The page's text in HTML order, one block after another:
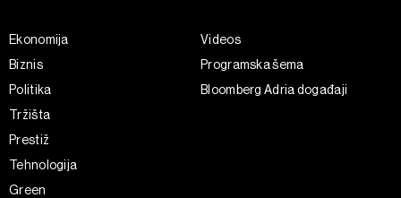
Ekonomija
Biznis
Politika
Tržišta
Prestiž
Tehnologija
Green
Videos
Programska šema
Bloomberg Adria događaji